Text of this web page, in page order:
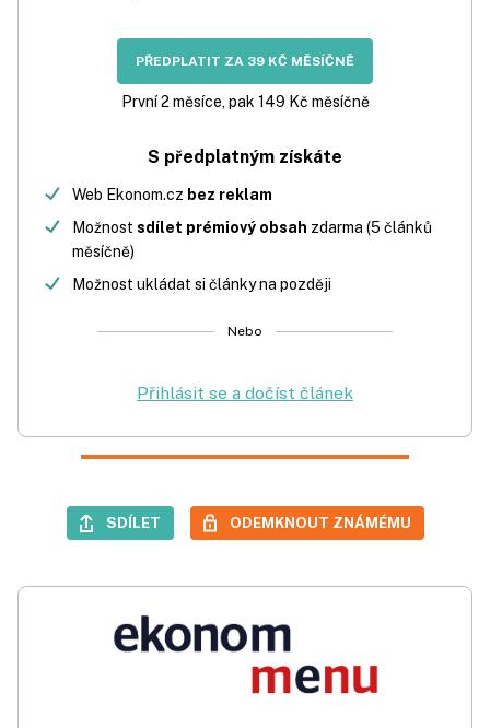
PŘEDPLATIT ZA 39 KČ MĚSÍČNĚ
První 2 měsíce, pak 149 Kč měsíčně
S předplatným získáte
Web Ekonom.cz bez reklam
Možnost sdílet prémiový obsah zdarma (5 článků
měsíčně)
Možnost ukládat si články na později
Nebo
Přihlásit se a dočíst článek
SDÍLET ODEMKNOUT ZNÁMÉMU